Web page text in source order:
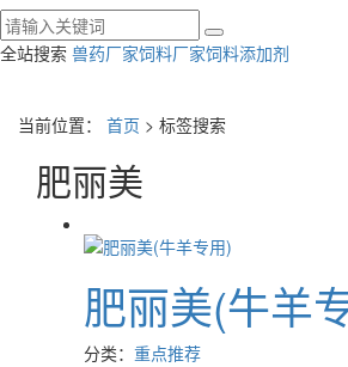
全站搜索 兽药厂家饲料厂家饲料添加剂
当前位置： 首页 > 标签搜索
肥丽美
肥丽美(牛羊
分类： 重点推荐